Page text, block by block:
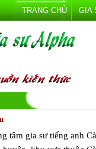
TRANG CHỦ GIA
tâm gia sư tiếng anh